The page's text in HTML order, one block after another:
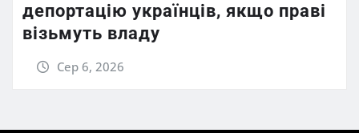
депортацію українців, якщо праві
візьмуть владу
Сер 6, 2026